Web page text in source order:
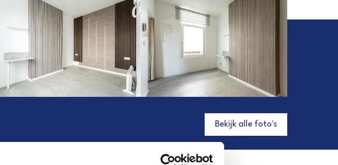
Bekijk alle foto's